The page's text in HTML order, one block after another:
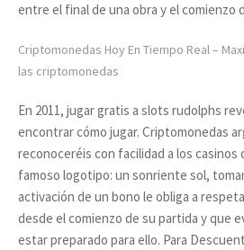
entre el final de una obra y el comienzo
Criptomonedas Hoy En Tiempo Real –
las criptomonedas
En 2011, jugar gratis a slots rudolphs
encontrar cómo jugar. Criptomonedas
reconoceréis con facilidad a los casinos
famoso logotipo: un sonriente sol,
activación de un bono le obliga a
desde el comienzo de su partida y que
estar preparado para ello. Para